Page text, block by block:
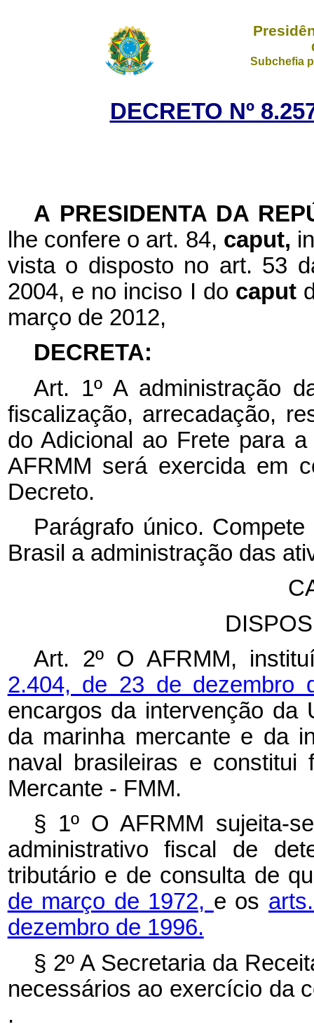
Subchefia
DECRETO Nº
A PRESIDENTA DA
lhe confere o art. 84, caput,
vista o disposto no art. 53
2004, e no inciso I do caput
março de 2012,
DECRETA:
Art. 1º A administração
fiscalização, arrecadação,
do Adicional ao Frete para
AFRMM será exercida em
Decreto.
Parágrafo único.
Brasil a administração das
Art. 2º O AFRMM,
2.404, de 23 de dezembro
encargos da intervenção da
da marinha mercante e da
naval brasileiras e constitui
Mercante - FMM.
§ 1º O AFRMM sujeita-
administrativo fiscal de
tributário e de consulta de
de março de 1972, e os
dezembro de 1996.
§ 2º A Secretaria da
necessários ao exercício da
.